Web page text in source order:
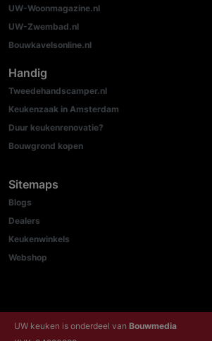
UW-Woonmagazine.nl
UW-Zwembad.nl
Bouwkavelsonline.nl
Handig
Tweedehandscamper.nl
Keukenzaak in Amsterdam
Duur keukenrenovatie?
Bouwgrond kopen
Sitemaps
Blogs
Dealers
Keukenwinkels
Webshop
UW keuken is onderdeel van Bouwmedia